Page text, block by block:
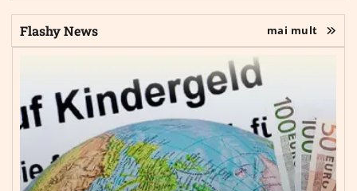
Flashy News mai mult